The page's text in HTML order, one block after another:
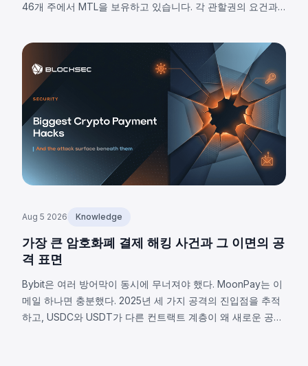
46개 주에서 MTL을 보유하고 있습니다. 각 관할권의 요건과
Aug 5 2026 Knowledge
가장 큰 암호화폐 결제 해킹 사건과 그 이면의 공
격 표면
Bybit은 여러 방어막이 동시에 무너져야 했다. MoonPay는 이
메일 하나면 충분했다. 2025년 세 가지 공격의 진입점을 추적
하고, USDC와 USDT가 다른 컨트랙트 계층이 왜 새로운 공격